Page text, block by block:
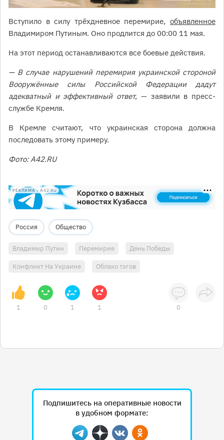
Вступило в силу трёхдневное перемирие, объявленное
Владимиром Путиным. Оно продлится до 00:00 11 мая.
На этот период останавливаются все боевые действия.
— В случае нарушений перемирия украинской стороной
Вооружённые силы Российской Федерации дадут
адекватный и эффективный ответ, — заявили в пресс-
службе Кремля.
В Кремле считают, что украинская сторона должна
последовать этому примеру.
Фото: A42.RU
РЕКЛАМА • A42.RU
Россия Общество
Владимир Путин Перемирие День Победы
Конфликт На Украине Облако тэгов
1 0 1 1 0
Подпишитесь на оперативные новости
в удобном формате: